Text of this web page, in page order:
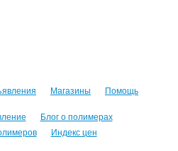
Магазины Помощь
Блог о полимерах
Индекс цен